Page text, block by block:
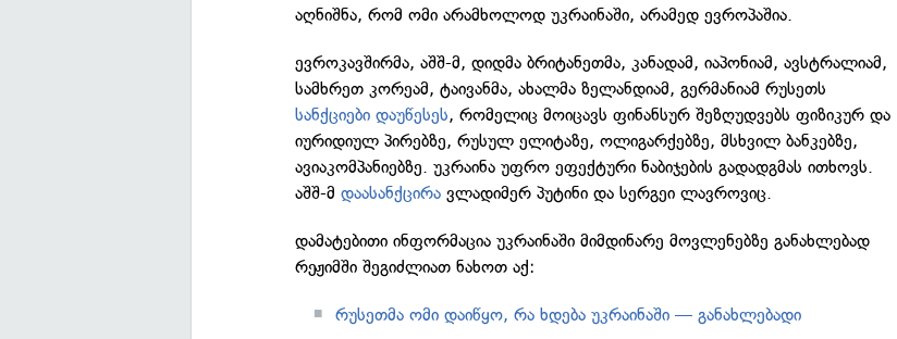
აღნიშნა, რომ ომი არამხოლოდ უკრაინაში, არამედ ევროპაშია.
ევროკავშირმა, აშშ-მ, დიდმა ბრიტანეთმა, კანადამ, იაპონიამ, ავსტრალიამ,
სამხრეთ კორეამ, ტაივანმა, ახალმა ზელანდიამ, გერმანიამ რუსეთს
სანქციები დაუწესეს, რომელიც მოიცავს ფინანსურ შეზღუდვებს ფიზიკურ და
იურიდიულ პირებზე, რუსულ ელიტაზე, ოლიგარქებზე, მსხვილ ბანკებზე,
ავიაკომპანიებზე. უკრაინა უფრო ეფექტური ნაბიჯების გადადგმას ითხოვს.
აშშ-მდაასანქცირა ვლადიმერ პუტინი და სერგეი ლავროვიც.
დამატებითი ინფორმაცია უკრაინაში მიმდინარე მოვლენებზე განახლებად
რეჟიმში შეგიძლიათ ნახოთ აქ:
რუსეთმა ომი დაიწყო, რა ხდება უკრაინაში — განახლებადი